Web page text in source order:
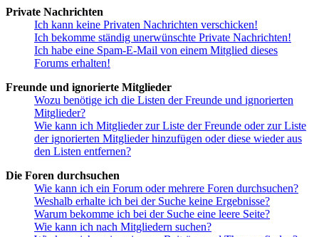
Private Nachrichten
Ich kann keine Privaten Nachrichten verschicken!
Ich bekomme ständig unerwünschte Private Nachrichten!
Ich habe eine Spam-E-Mail von einem Mitglied dieses
Forums erhalten!
Freunde und ignorierte Mitglieder
Wozu benötige ich die Listen der Freunde und ignorierten
Mitglieder?
Wie kann ich Mitglieder zur Liste der Freunde oder zur Liste
der ignorierten Mitglieder hinzufügen oder diese wieder aus
den Listen entfernen?
Die Foren durchsuchen
Wie kann ich ein Forum oder mehrere Foren durchsuchen?
Weshalb erhalte ich bei der Suche keine Ergebnisse?
Warum bekomme ich bei der Suche eine leere Seite?
Wie kann ich nach Mitgliedern suchen?